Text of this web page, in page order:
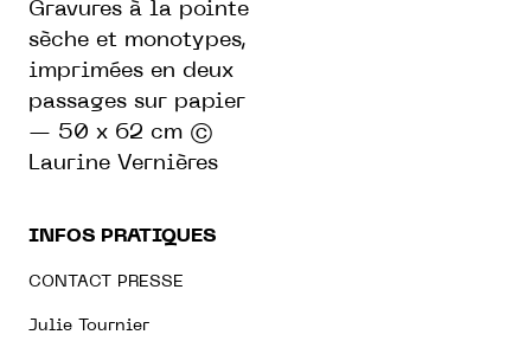
Gravures à la pointe
sèche et monotypes,
imprimées en deux
passages sur papier
— 50 x 62 cm ©
Laurine Vernières
INFOS PRATIQUES
CONTACT PRESSE
Julie Tournier